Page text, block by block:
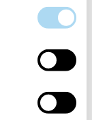
Medium Jar
CHF 14.95